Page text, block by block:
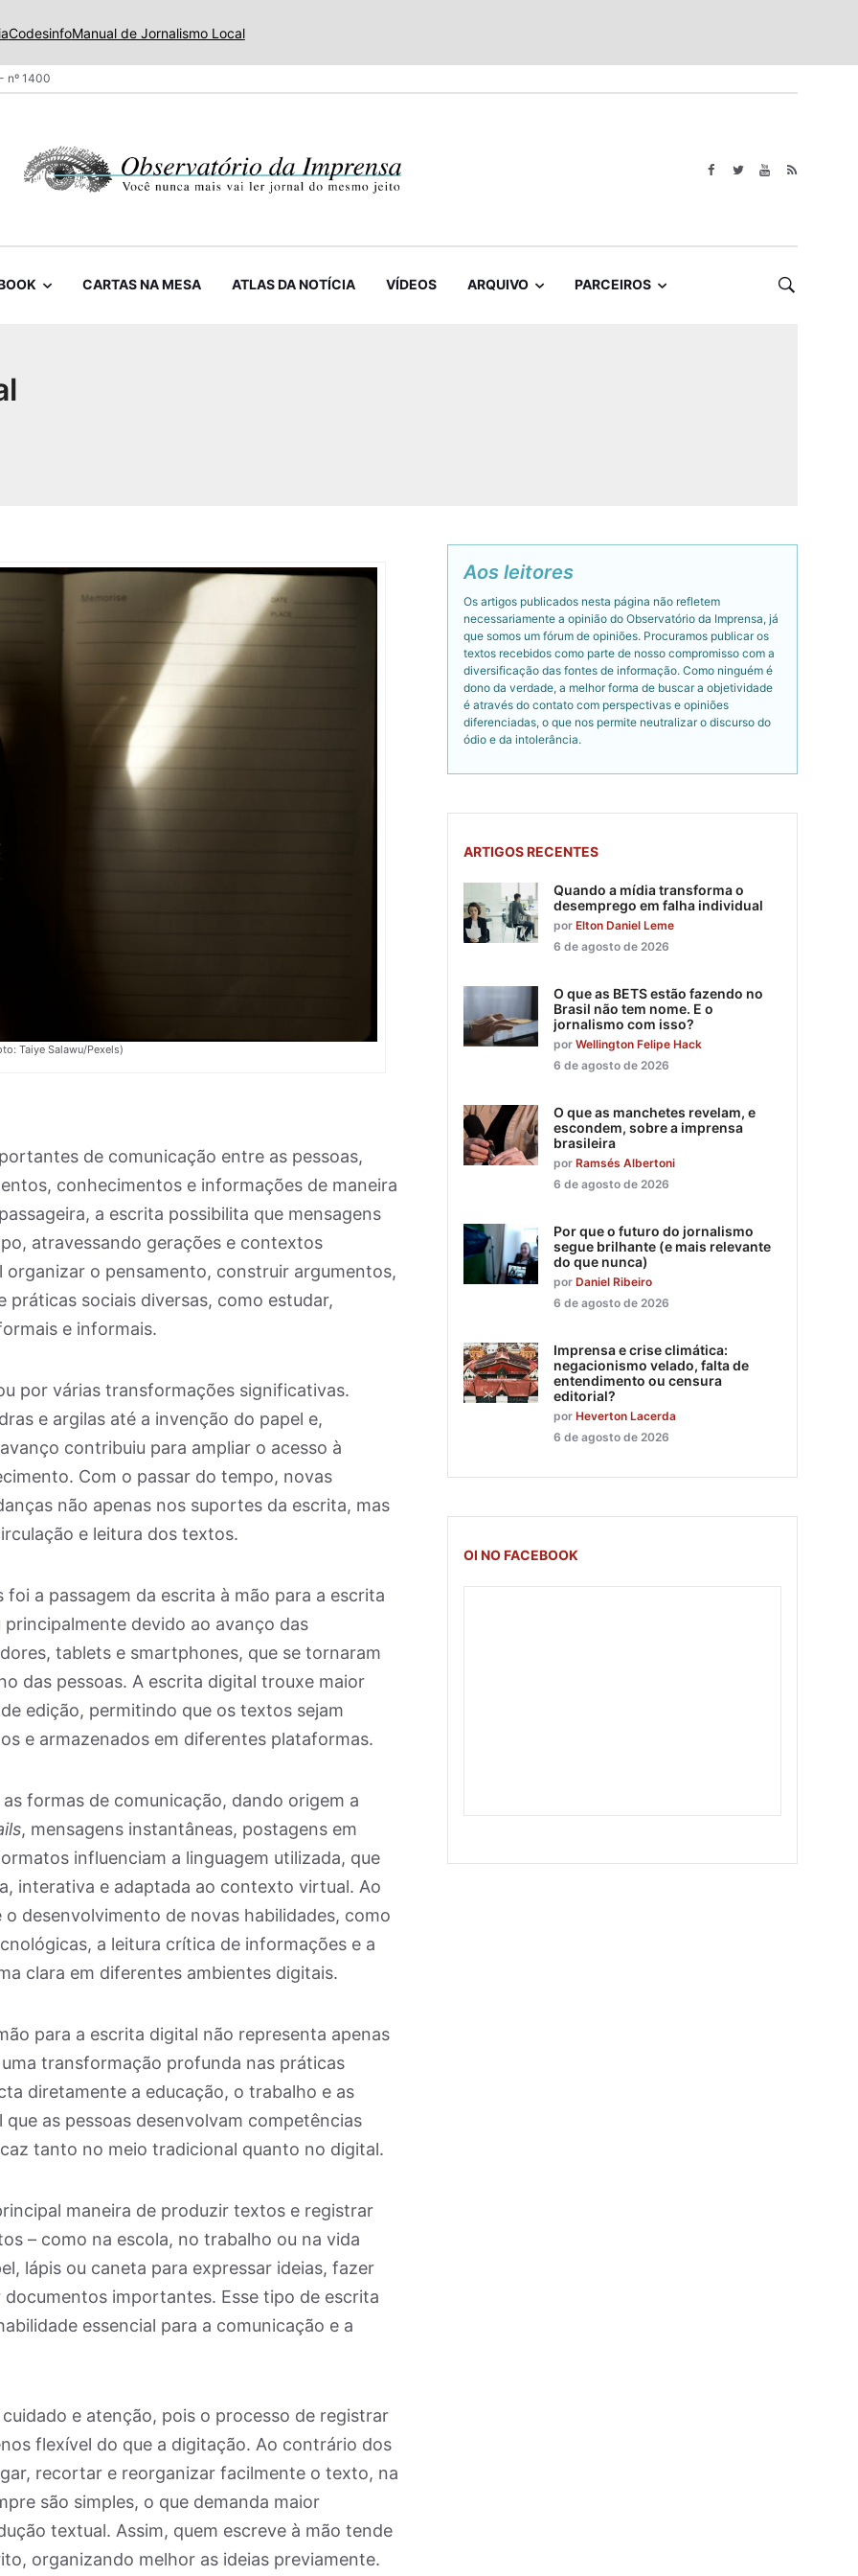
CodesinfoManual de Jornalismo Local
nº 1400
CARTAS NA MESA ATLAS DA NOTÍCIA VÍDEOS ARQUIVO PARCEIROS
Taiye Salawu/Pexels)
de comunicação entre as pessoas,
conhecimentos e informações de maneira
a escrita possibilita que mensagens
atravessando gerações e contextos
organizar o pensamento, construir argumentos,
sociais diversas, como estudar,
e informais.
por várias transformações significativas.
e argilas até a invenção do papel e,
contribuiu para ampliar o acesso à
Com o passar do tempo, novas
não apenas nos suportes da escrita, mas
e leitura dos textos.
a passagem da escrita à mão para a escrita
devido ao avanço das
tablets e smartphones, que se tornaram
das pessoas. A escrita digital trouxe maior
edição, permitindo que os textos sejam
e armazenados em diferentes plataformas.
formas de comunicação, dando origem a
, mensagens instantâneas, postagens em
influenciam a linguagem utilizada, que
interativa e adaptada ao contexto virtual. Ao
desenvolvimento de novas habilidades, como
a leitura crítica de informações e a
clara em diferentes ambientes digitais.
para a escrita digital não representa apenas
transformação profunda nas práticas
diretamente a educação, o trabalho e as
as pessoas desenvolvam competências
tanto no meio tradicional quanto no digital.
maneira de produzir textos e registrar
– como na escola, no trabalho ou na vida
lápis ou caneta para expressar ideias, fazer
importantes. Esse tipo de escrita
essencial para a comunicação e a
e atenção, pois o processo de registrar
flexível do que a digitação. Ao contrário dos
recortar e reorganizar facilmente o texto, na
são simples, o que demanda maior
textual. Assim, quem escreve à mão tende
organizando melhor as ideias previamente.
Aos leitores
Os artigos publicados nesta página não refletem
necessariamente a opinião do Observatório da Imprensa, já
que somos um fórum de opiniões. Procuramos publicar os
textos recebidos como parte de nosso compromisso com a
diversificação das fontes de informação. Como ninguém é
dono da verdade, a melhor forma de buscar a objetividade
é através do contato com perspectivas e opiniões
diferenciadas, o que nos permite neutralizar o discurso do
ódio e da intolerância.
ARTIGOS RECENTES
Quando a mídia transforma o
desemprego em falha individual
por Elton Daniel Leme
6 de agosto de 2026
O que as BETS estão fazendo no
Brasil não tem nome. E o
jornalismo com isso?
por Wellington Felipe Hack
6 de agosto de 2026
O que as manchetes revelam, e
escondem, sobre a imprensa
brasileira
por Ramsés Albertoni
6 de agosto de 2026
Por que o futuro do jornalismo
segue brilhante (e mais relevante
do que nunca)
por Daniel Ribeiro
6 de agosto de 2026
Imprensa e crise climática:
negacionismo velado, falta de
entendimento ou censura
editorial?
por Heverton Lacerda
6 de agosto de 2026
OI NO FACEBOOK